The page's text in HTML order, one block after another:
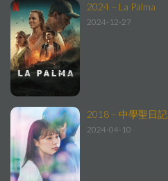
2024 – La Palma
2024-12-27
2018 – 中學聖日記
2024-04-10